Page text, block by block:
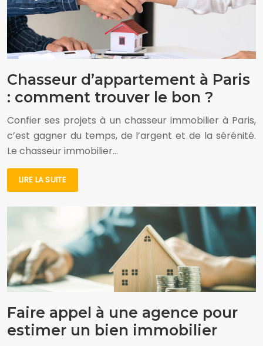
Chasseur d’appartement à Paris
: comment trouver le bon ?
Confier ses projets à un chasseur immobilier à Paris,
c’est gagner du temps, de l’argent et de la sérénité.
Le chasseur immobilier…
LIRE LA SUITE
Faire appel à une agence pour
estimer un bien immobilier